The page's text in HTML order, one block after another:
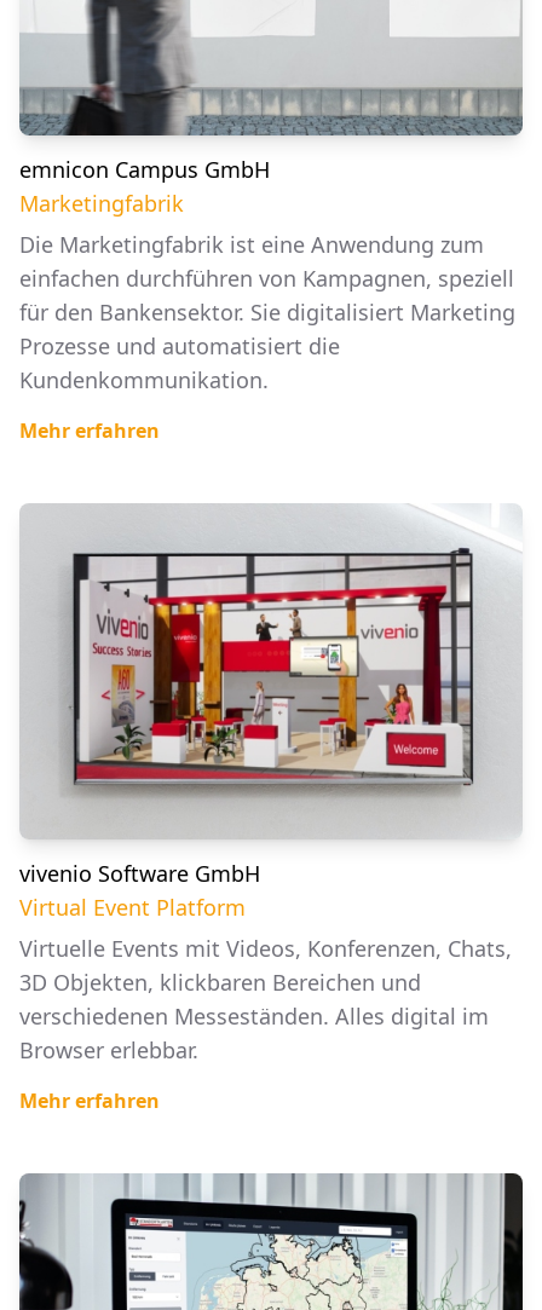
emnicon Campus GmbH
Marketingfabrik
Die Marketingfabrik ist eine Anwendung zum
einfachen durchführen von Kampagnen, speziell
für den Bankensektor. Sie digitalisiert Marketing
Prozesse und automatisiert die
Kundenkommunikation.
Mehr erfahren
vivenio Software GmbH
Virtual Event Platform
Virtuelle Events mit Videos, Konferenzen, Chats,
3D Objekten, klickbaren Bereichen und
verschiedenen Messeständen. Alles digital im
Browser erlebbar.
Mehr erfahren